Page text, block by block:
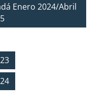
Enero 2024/Abril